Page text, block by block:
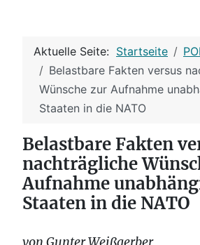
Aktuelle Seite: Startseite
Belastbare Fakten versus
Wünsche zur Aufnahme
Staaten in die NATO
Belastbare Fakten
nachträgliche
Aufnahme
Staaten in die NATO